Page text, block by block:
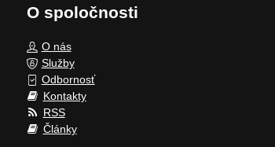
O spoločnosti
O nás
Služby
Odbornosť
Kontakty
RSS
Články